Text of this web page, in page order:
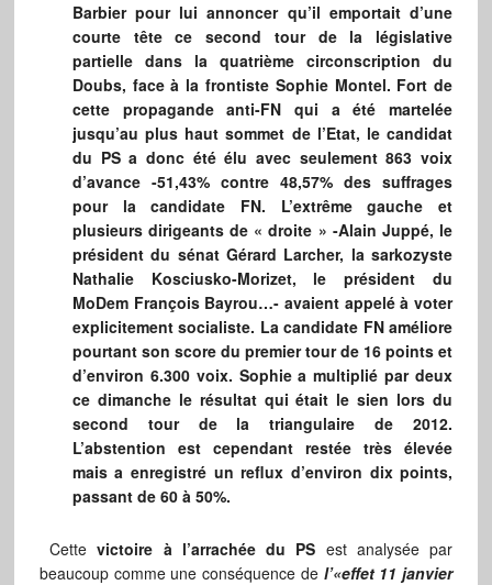
Barbier pour lui annoncer qu’il emportait d’une
courte tête ce second tour de la législative
partielle dans la quatrième circonscription du
Doubs, face à la frontiste Sophie Montel. Fort de
cette propagande anti-FN qui a été martelée
jusqu’au plus haut sommet de l’Etat, le candidat
du PS a donc été élu avec seulement 863 voix
d’avance -51,43% contre 48,57% des suffrages
pour la candidate FN. L’extrême gauche et
plusieurs dirigeants de « droite » -Alain Juppé, le
président du sénat Gérard Larcher, la sarkozyste
Nathalie Kosciusko-Morizet, le président du
MoDem François Bayrou…- avaient appelé à voter
explicitement socialiste. La candidate FN améliore
pourtant son score du premier tour de 16 points et
d’environ 6.300 voix. Sophie a multiplié par deux
ce dimanche le résultat qui était le sien lors du
second tour de la triangulaire de 2012.
L’abstention est cependant restée très élevée
mais a enregistré un reflux d’environ dix points,
passant de 60 à 50%.
Cettevictoire à l’arrachée du PS est analysée par
beaucoup comme une conséquence de l’«effet 11 janvier